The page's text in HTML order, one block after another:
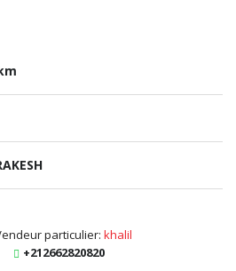
particulier: khalil
+212662820820